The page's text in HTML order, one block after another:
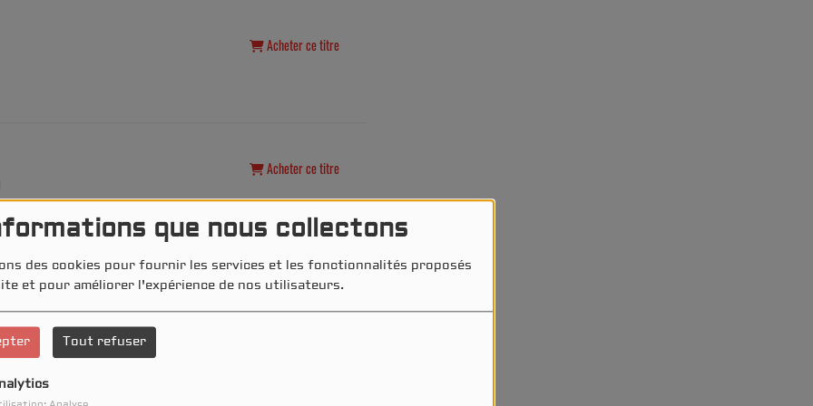
que nous collectons
des cookies pour fournir les services et les fonctionnalités proposés
et pour améliorer l'expérience de nos utilisateurs.
Tout refuser
Acheter ce titre
Acheter ce titre
Acheter ce titre